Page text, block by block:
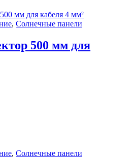
, Солнечные панели
500 мм для
, Солнечные панели